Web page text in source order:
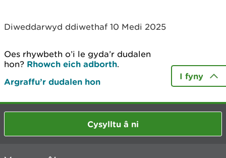
Diweddarwyd ddiwethaf 10 Medi 2025
Oes rhywbeth o’i le gyda’r dudalen
hon? Rhowch eich adborth.
Argraffu’r dudalen hon
I fyny
Cysylltu â ni